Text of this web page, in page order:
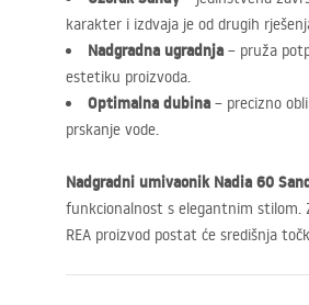
karakter i izdvaja je od drugih
Nadgradna ugradnja – pruža
estetiku proizvoda.
Optimalna dubina – precizno
prskanje vode.
Nadgradni umivaonik Nadia 60
funkcionalnost s elegantnim
REA proizvod postat će središnja